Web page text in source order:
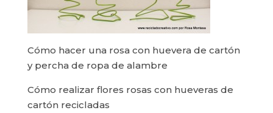
Cómo hacer una rosa con huevera de cartón
y percha de ropa de alambre
Cómo realizar flores rosas con hueveras de
cartón recicladas